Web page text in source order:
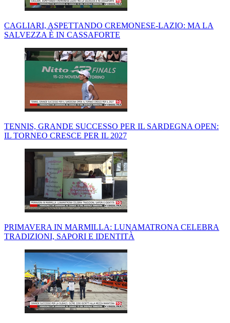
CAGLIARI, ASPETTANDO CREMONESE-LAZIO: MA LA
SALVEZZA È IN CASSAFORTE
TENNIS, GRANDE SUCCESSO PER IL SARDEGNA OPEN:
IL TORNEO CRESCE PER IL 2027
PRIMAVERA IN MARMILLA: LUNAMATRONA CELEBRA
TRADIZIONI, SAPORI E IDENTITÀ